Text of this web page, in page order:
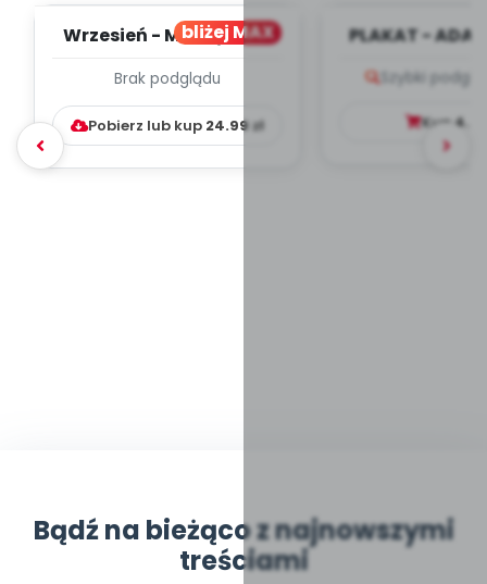
bliżej MAX
Wrzesień - MIESIĘCZNY
WYCHOWAWCZO –
DYDAKTYC...
Brak podglądu
Pobierz lub kup 24.99zł
PLAKAT -
Szybki
Kup
Bądź na bieżąco z najnowszymi
treściami